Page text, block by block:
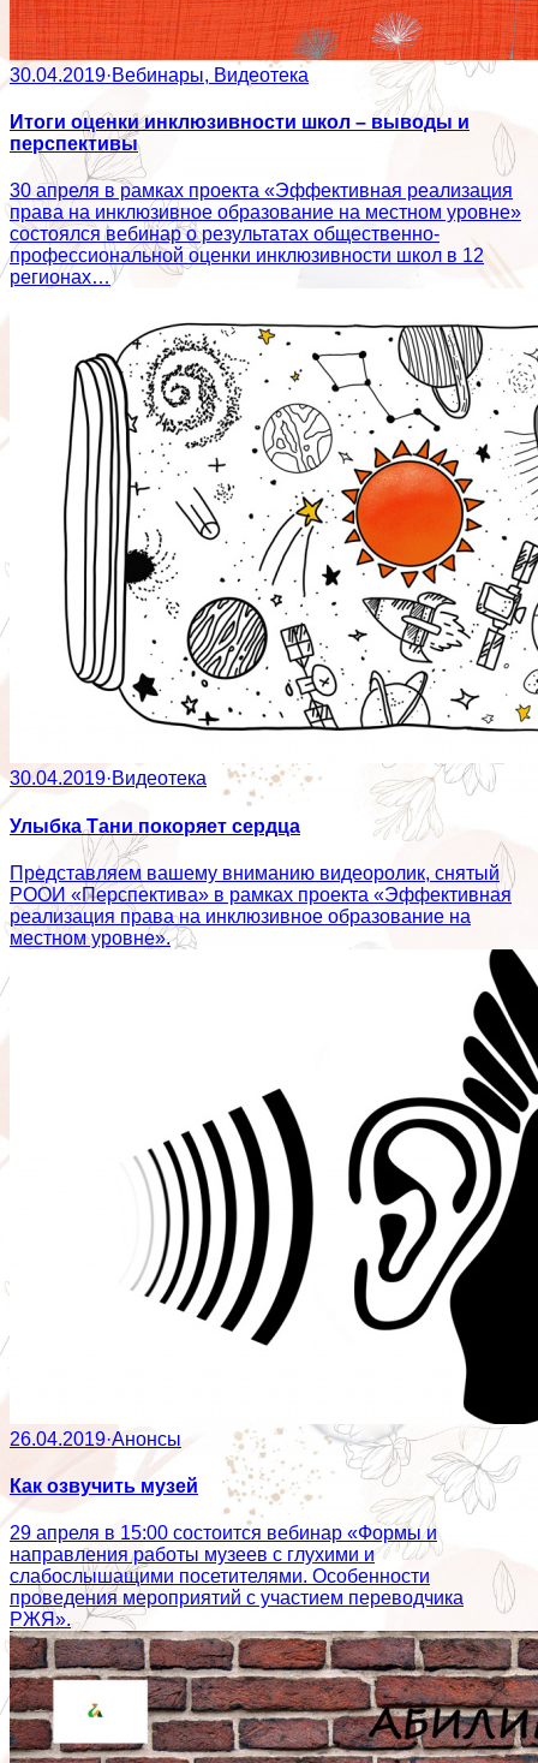
30.04.2019·Вебинары, Видеотека
Итоги оценки инклюзивности школ – выводы и
перспективы
30 апреля в рамках проекта «Эффективная реализация
права на инклюзивное образование на местном уровне»
состоялся вебинар о результатах общественно-
профессиональной оценки инклюзивности школ в 12
регионах…
30.04.2019·Видеотека
Улыбка Тани покоряет сердца
Представляем вашему вниманию видеоролик, снятый
РООИ «Перспектива» в рамках проекта «Эффективная
реализация права на инклюзивное образование на
местном уровне».
26.04.2019·Анонсы
Как озвучить музей
29 апреля в 15:00 состоится вебинар «Формы и
направления работы музеев с глухими и
слабослышащими посетителями. Особенности
проведения мероприятий с участием переводчика
РЖЯ».